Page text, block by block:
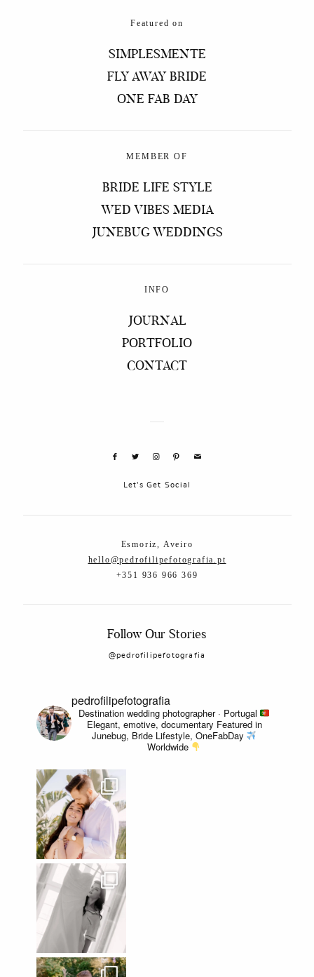
Featured on
SIMPLESMENTE
FLY AWAY BRIDE
ONE FAB DAY
MEMBER OF
BRIDE LIFE STYLE
WED VIBES MEDIA
JUNEBUG WEDDINGS
INFO
JOURNAL
PORTFOLIO
CONTACT
Let's Get Social
Esmoriz, Aveiro
hello@pedrofilipefotografia.pt
+351 936 966 369
Follow Our Stories
@pedrofilipefotografia
pedrofilipefotografia
Destination wedding photographer · Portugal
Elegant, emotive, documentary Featured in
Junebug, Bride Lifestyle, OneFabDay
Worldwide